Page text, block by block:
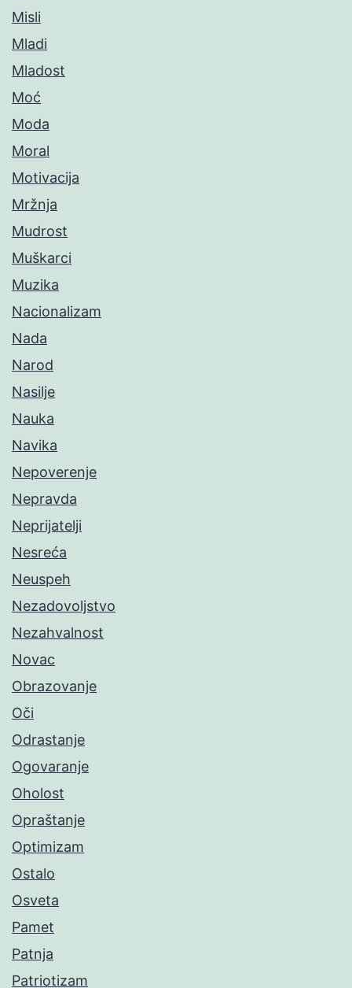
Misli
Mladi
Mladost
Moć
Moda
Moral
Motivacija
Mržnja
Mudrost
Muškarci
Muzika
Nacionalizam
Nada
Narod
Nasilje
Nauka
Navika
Nepoverenje
Nepravda
Neprijatelji
Nesreća
Neuspeh
Nezadovoljstvo
Nezahvalnost
Novac
Obrazovanje
Oči
Odrastanje
Ogovaranje
Oholost
Opraštanje
Optimizam
Ostalo
Osveta
Pamet
Patnja
Patriotizam